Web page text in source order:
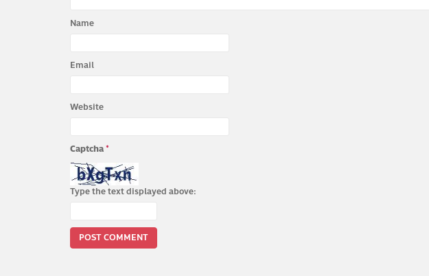
Name
Email
Website
Captcha*
Type the text displayed above: